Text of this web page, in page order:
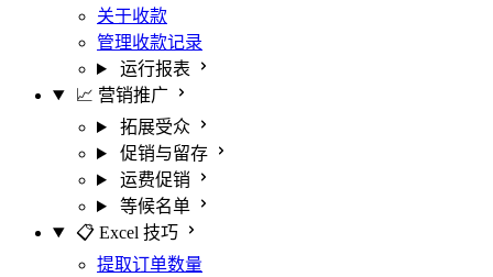
关于收款
管理收款记录
运行报表
📈 营销推广
拓展受众
促销与留存
运费促销
等候名单
📋 Excel 技巧
提取订单数量